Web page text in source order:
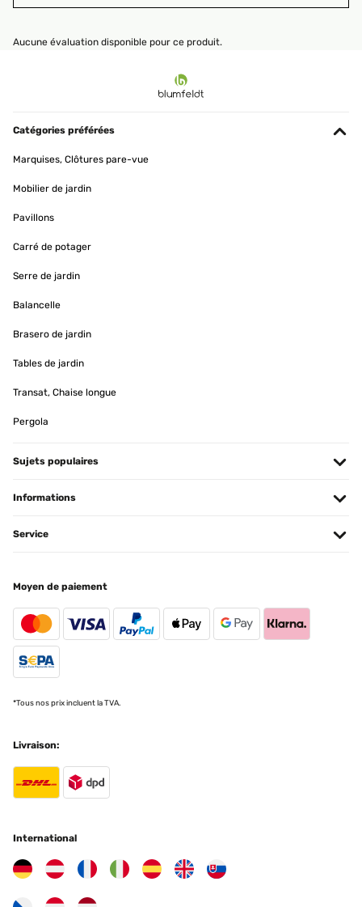
Aucune évaluation disponible pour ce produit.
Catégories préférées
Marquises, Clôtures pare-vue
Mobilier de jardin
Pavillons
Carré de potager
Serre de jardin
Balancelle
Brasero de jardin
Tables de jardin
Transat, Chaise longue
Pergola
Sujets populaires
Informations
Service
Moyen de paiement
*Tous nos prix incluent la TVA.
Livraison:
International